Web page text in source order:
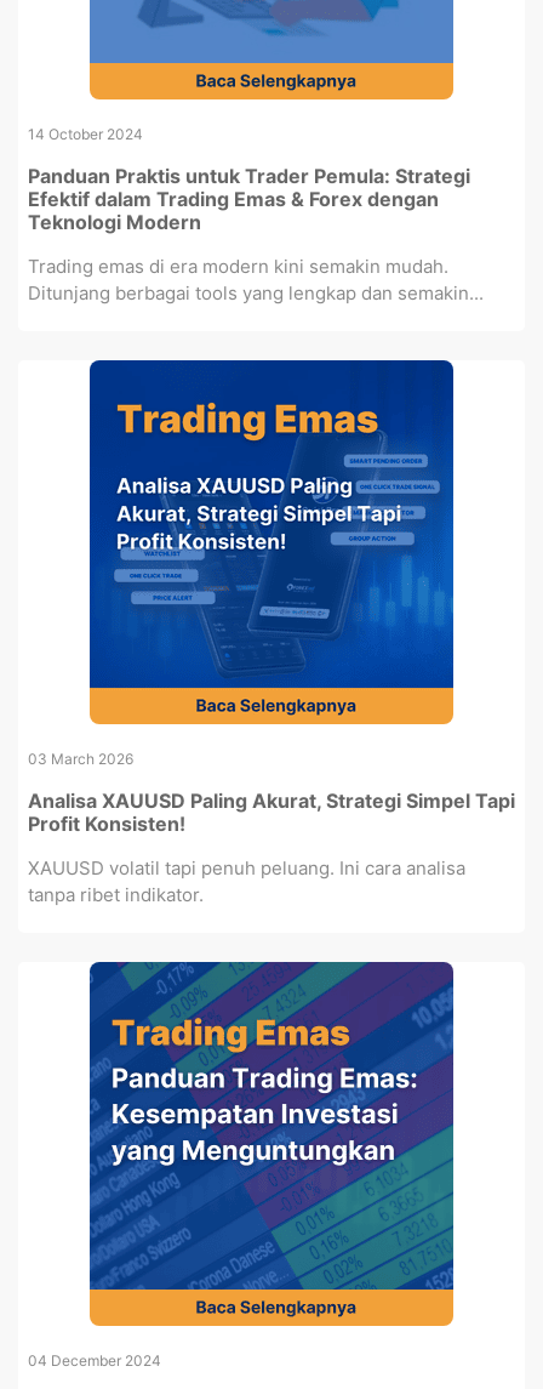
14 October 2024
Panduan Praktis untuk Trader Pemula: Strategi
Efektif dalam Trading Emas & Forex dengan
Teknologi Modern
Trading emas di era modern kini semakin mudah.
Ditunjang berbagai tools yang lengkap dan semakin...
03 March 2026
Analisa XAUUSD Paling Akurat, Strategi Simpel Tapi
Profit Konsisten!
XAUUSD volatil tapi penuh peluang. Ini cara analisa
tanpa ribet indikator.
04 December 2024